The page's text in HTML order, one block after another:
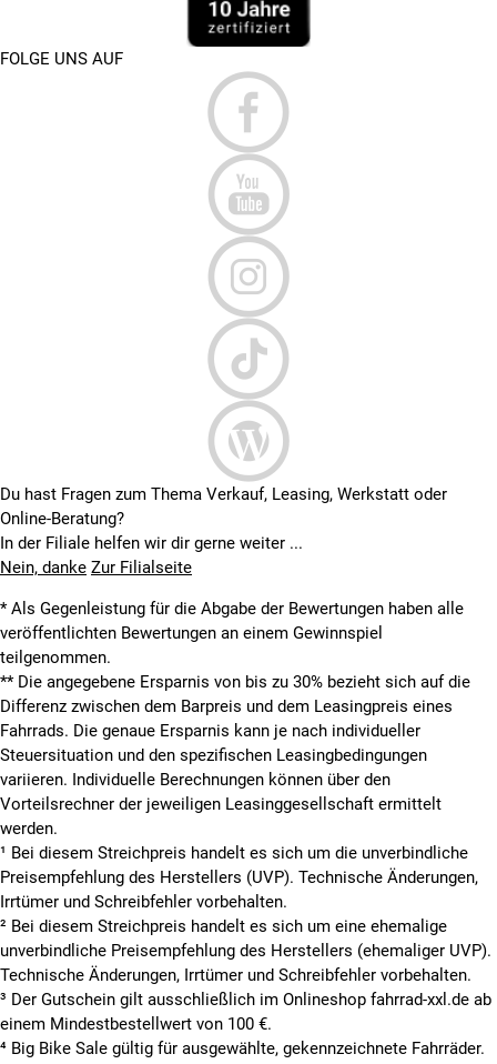
FOLGE UNS AUF
Du hast Fragen zum Thema Verkauf, Leasing, Werkstatt oder
Online-Beratung?
In der Filiale helfen wir dir gerne weiter ...
Nein, danke Zur Filialseite
* Als Gegenleistung für die Abgabe der Bewertungen haben alle
veröffentlichten Bewertungen an einem Gewinnspiel
teilgenommen.
** Die angegebene Ersparnis von bis zu 30% bezieht sich auf die
Differenz zwischen dem Barpreis und dem Leasingpreis eines
Fahrrads. Die genaue Ersparnis kann je nach individueller
Steuersituation und den spezifischen Leasingbedingungen
variieren. Individuelle Berechnungen können über den
Vorteilsrechner der jeweiligen Leasinggesellschaft ermittelt
werden.
¹ Bei diesem Streichpreis handelt es sich um die unverbindliche
Preisempfehlung des Herstellers (UVP). Technische Änderungen,
Irrtümer und Schreibfehler vorbehalten.
² Bei diesem Streichpreis handelt es sich um eine ehemalige
unverbindliche Preisempfehlung des Herstellers (ehemaliger UVP).
Technische Änderungen, Irrtümer und Schreibfehler vorbehalten.
³ Der Gutschein gilt ausschließlich im Onlineshop fahrrad-xxl.de ab
einem Mindestbestellwert von 100 €.
⁴ Big Bike Sale gültig für ausgewählte, gekennzeichnete Fahrräder.